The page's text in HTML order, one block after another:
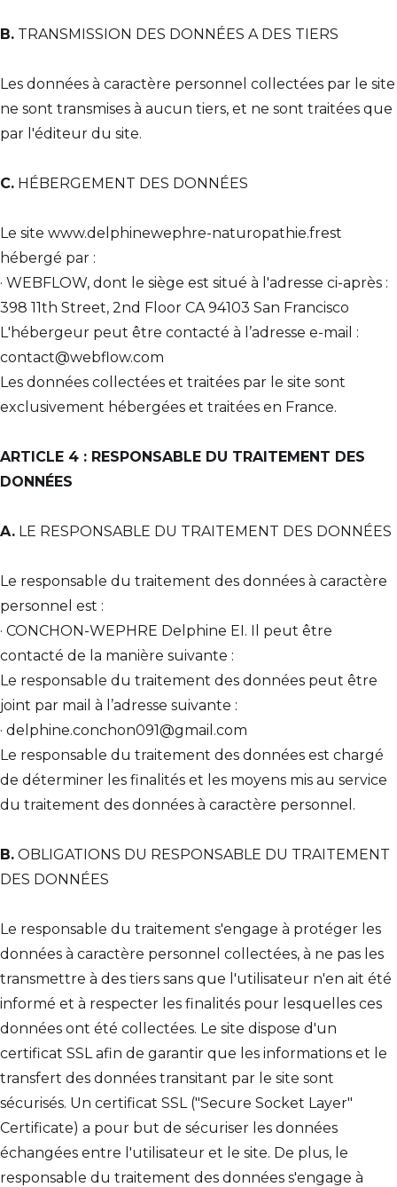
B. TRANSMISSION DES DONNÉES A DES TIERS
Les données à caractère personnel collectées par le site
ne sont transmises à aucun tiers, et ne sont traitées que
par l'éditeur du site.
C. HÉBERGEMENT DES DONNÉES
Le site www.delphinewephre-naturopathie.frest
hébergé par :
· WEBFLOW, dont le siège est situé à l'adresse ci-après :
398 11th Street, 2nd Floor CA 94103 San Francisco
L'hébergeur peut être contacté à l’adresse e-mail :
contact@webflow.com
Les données collectées et traitées par le site sont
exclusivement hébergées et traitées en France.
ARTICLE 4 : RESPONSABLE DU TRAITEMENT DES
DONNÉES
A. LE RESPONSABLE DU TRAITEMENT DES DONNÉES
Le responsable du traitement des données à caractère
personnel est :
· CONCHON-WEPHRE Delphine EI. Il peut être
contacté de la manière suivante :
Le responsable du traitement des données peut être
joint par mail à l’adresse suivante :
· delphine.conchon091@gmail.com
Le responsable du traitement des données est chargé
de déterminer les finalités et les moyens mis au service
du traitement des données à caractère personnel.
B. OBLIGATIONS DU RESPONSABLE DU TRAITEMENT
DES DONNÉES
Le responsable du traitement s'engage à protéger les
données à caractère personnel collectées, à ne pas les
transmettre à des tiers sans que l'utilisateur n'en ait été
informé et à respecter les finalités pour lesquelles ces
données ont été collectées. Le site dispose d'un
certificat SSL afin de garantir que les informations et le
transfert des données transitant par le site sont
sécurisés. Un certificat SSL ("Secure Socket Layer"
Certificate) a pour but de sécuriser les données
échangées entre l'utilisateur et le site. De plus, le
responsable du traitement des données s'engage à